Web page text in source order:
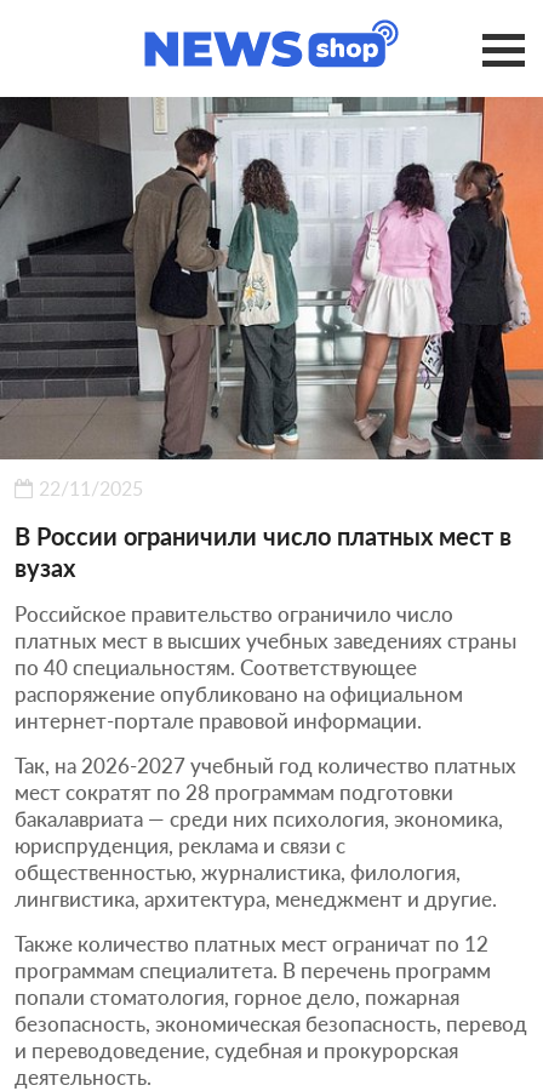
22/11/2025
В России ограничили число платных мест в
вузах
Российское правительство ограничило число
платных мест в высших учебных заведениях страны
по 40 специальностям. Соответствующее
распоряжение опубликовано на официальном
интернет-портале правовой информации.
Так, на 2026-2027 учебный год количество платных
мест сократят по 28 программам подготовки
бакалавриата — среди них психология, экономика,
юриспруденция, реклама и связи с
общественностью, журналистика, филология,
лингвистика, архитектура, менеджмент и другие.
Также количество платных мест ограничат по 12
программам специалитета. В перечень программ
попали стоматология, горное дело, пожарная
безопасность, экономическая безопасность, перевод
и переводоведение, судебная и прокурорская
деятельность.